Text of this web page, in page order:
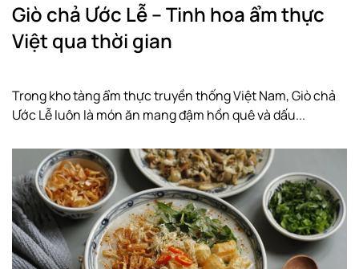
Giò chả Ước Lễ – Tinh hoa ẩm thực
Việt qua thời gian
Trong kho tàng ẩm thực truyền thống Việt Nam, Giò chả
Ước Lễ luôn là món ăn mang đậm hồn quê và dấu...